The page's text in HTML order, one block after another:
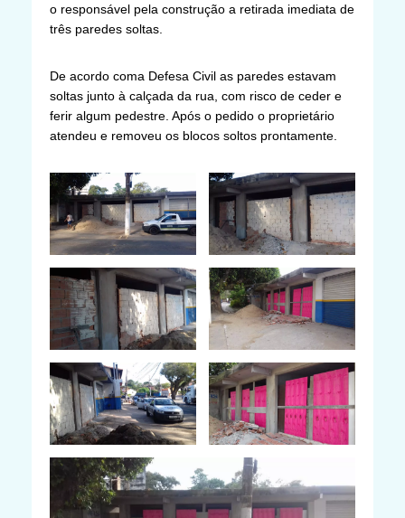
o responsável pela construção a retirada imediata de
três paredes soltas.
De acordo coma Defesa Civil as paredes estavam
soltas junto à calçada da rua, com risco de ceder e
ferir algum pedestre. Após o pedido o proprietário
atendeu e removeu os blocos soltos prontamente.